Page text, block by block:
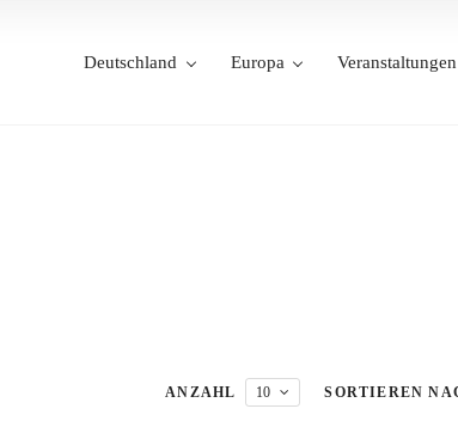
Deutschland Europa Veranstaltungen
ANZAHL 10 SORTIEREN